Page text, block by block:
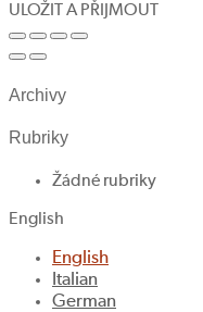
ULOŽIT A PŘIJMOUT
Archivy
Rubriky
Žádné rubriky
English
English
Italian
German